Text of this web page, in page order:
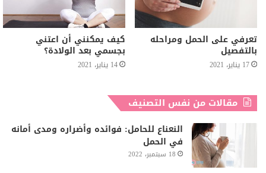
تعرفي على الحمل ومراحله
بالتفصيل
17 يناير، 2021
كيف يمكنني أن اعتني
بجسمي بعد الولادة؟
14 يناير، 2021
مقالات من نفس التصنيف
النعناع للحامل: فوائده وأضراره ومدى أمانه
في الحمل
18 سبتمبر، 2022